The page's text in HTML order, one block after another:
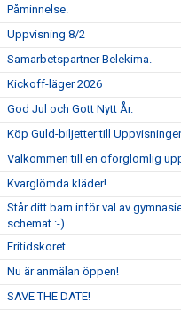
Påminnelse.
Uppvisning 8/2
Samarbetspartner Belekima.
Kickoff-läger 2026
God Jul och Gott Nytt År.
Köp Guld-biljetter till
Välkommen till en oförglömlig
Kvarglömda kläder!
Står ditt barn inför val av
schemat :-)
Fritidskoret
Nu är anmälan öppen!
SAVE THE DATE!